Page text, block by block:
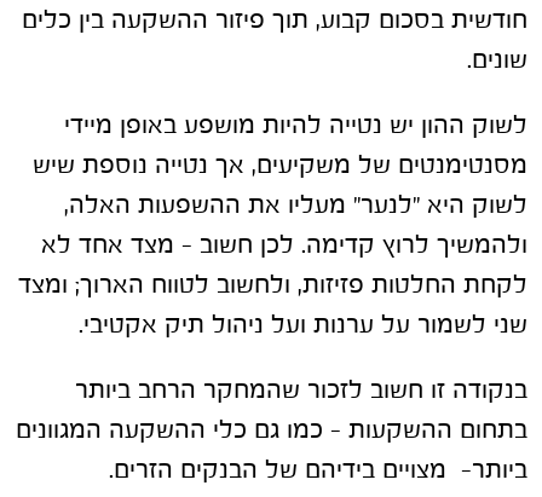
חודשית בסכום קבוע, תוך פיזור ההשקעה בין כלים
שונים.
לשוק ההון יש נטייה להיות מושפע באופן מיידי
מסנטימנטים של משקיעים, אך נטייה נוספת שיש
לשוק היא "לנער" מעליו את ההשפעות האלה,
ולהמשיך לרוץ קדימה. לכן חשוב – מצד אחד לא
לקחת החלטות פזיזות, ולחשוב לטווח הארוך; ומצד
שני לשמור על ערנות ועל ניהול תיק אקטיבי.
בנקודה זו חשוב לזכור שהמחקר הרחב ביותר
בתחום ההשקעות – כמו גם כלי ההשקעה המגוונים
ביותר- מצויים בידיהם של הבנקים הזרים.